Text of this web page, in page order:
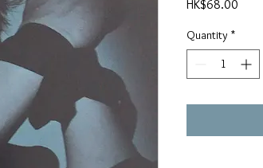
HK$68.00
Quantity *